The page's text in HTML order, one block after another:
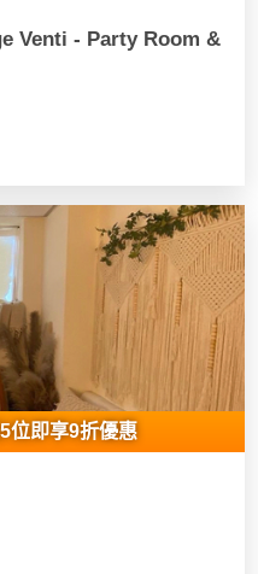
Venti - Party Room &
位即享9折優惠